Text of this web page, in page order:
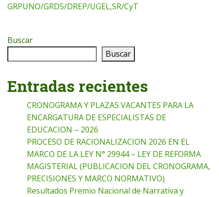
GRPUNO/GRDS/DREP/UGEL,SR/CyT
Buscar
Buscar
Entradas recientes
CRONOGRAMA Y PLAZAS VACANTES PARA LA
ENCARGATURA DE ESPECIALISTAS DE
EDUCACION – 2026
PROCESO DE RACIONALIZACION 2026 EN EL
MARCO DE LA LEY N° 29944 – LEY DE REFORMA
MAGISTERIAL (PUBLICACION DEL CRONOGRAMA,
PRECISIONES Y MARCO NORMATIVO)
Resultados Premio Nacional de Narrativa y